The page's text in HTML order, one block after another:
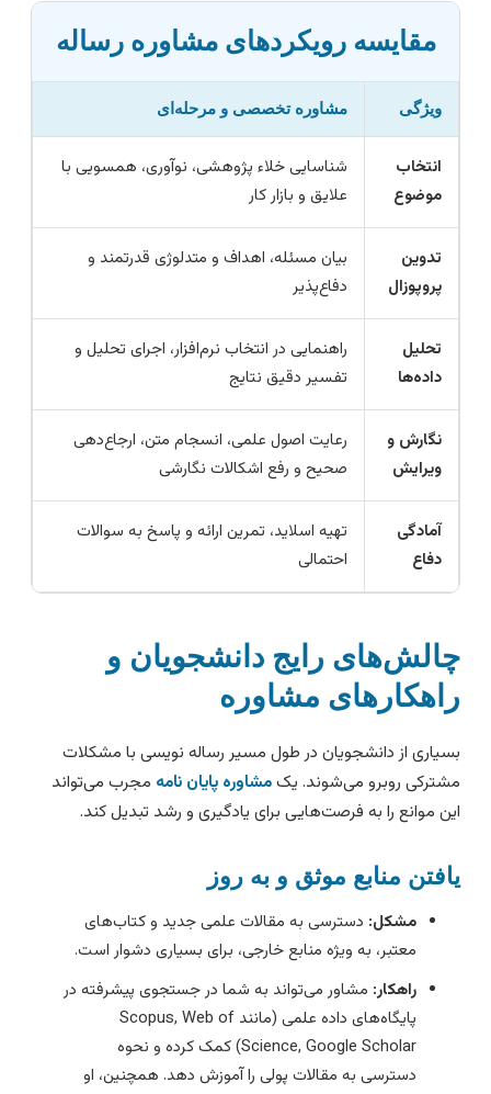
مقایسه رویکردهای مشاوره رساله
ویژگی مشاوره تخصصی و مرحله‌ای
انتخاب
موضوع
شناسایی خلاء پژوهشی، نوآوری، همسویی با
علایق و بازار کار
تدوین
پروپوزال
بیان مسئله، اهداف و متدلوژی قدرتمند و
دفاع‌پذیر
تحلیل
داده‌ها
راهنمایی در انتخاب نرم‌افزار، اجرای تحلیل و
تفسیر دقیق نتایج
نگارش و
ویرایش
رعایت اصول علمی، انسجام متن، ارجاع‌دهی
صحیح و رفع اشکالات نگارشی
آمادگی
تهیه اسلاید، تمرین ارائه و پاسخ به سوالات
احتمالی
رایج دانشجویان و
مشاوره
از دانشجویان در طول مسیر رساله نویسی با مشکلات
روبرو می‌شوند. یکمشاوره پایان نامهمجرب می‌تواند
موانع را به فرصت‌هایی برای یادگیری و رشد تبدیل کند.
منابع موثق و به روز
مشکل:دسترسی به مقالات علمی جدید و کتاب‌های
معتبر، به ویژه منابع خارجی، برای بسیاری دشوار است.
راهکار:مشاور می‌تواند به شما در جستجوی پیشرفته در
پایگاه‌های داده علمی (مانند Scopus, Web of
Science, Google Scholar) کمک کرده و نحوه
دسترسی به مقالات پولی را آموزش دهد. همچنین، او